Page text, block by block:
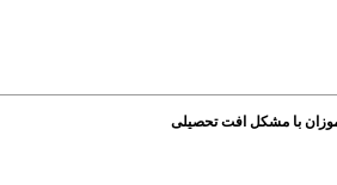
با مشکل افت تحصیلی